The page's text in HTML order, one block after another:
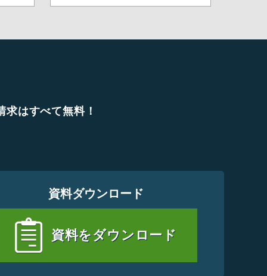
求はすべて無料！
資料ダウンロード
資料をダウンロード